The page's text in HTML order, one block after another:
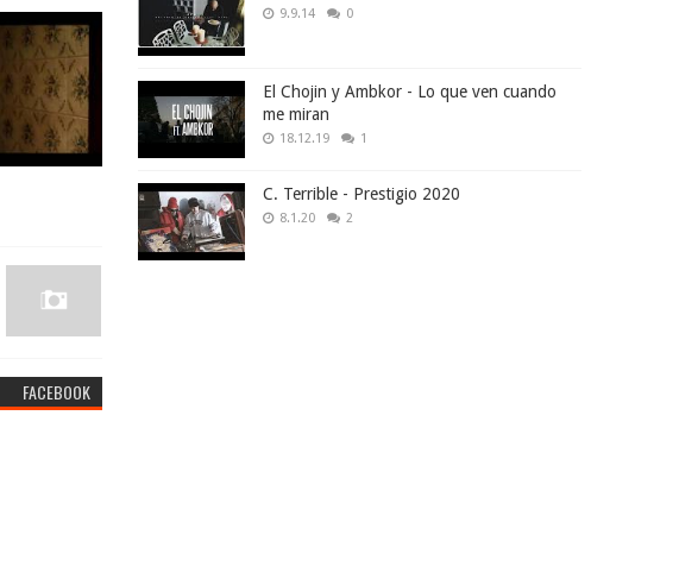
FACEBOOK
9.9.14 0
El Chojin y Ambkor - Lo que ven cuando
me miran
18.12.19 1
C. Terrible - Prestigio 2020
8.1.20 2